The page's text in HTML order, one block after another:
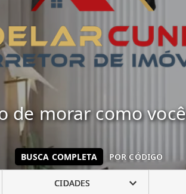
de morar como
BUSCA COMPLETA POR CÓDIGO
CIDADES